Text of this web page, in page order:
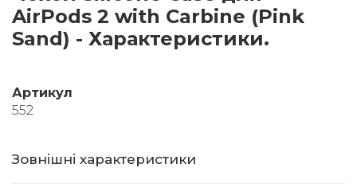
AirPods 2 with Carbine (Pink
Sand) - Характеристики.
Артикул
552
Зовнішні характеристики